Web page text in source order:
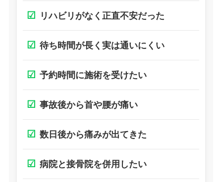
☑ リハビリがなく正直不安だった
☑ 待ち時間が長く実は通いにくい
☑ 予約時間に施術を受けたい
☑ 事故後から首や腰が痛い
☑ 数日後から痛みが出てきた
☑ 病院と接骨院を併用したい